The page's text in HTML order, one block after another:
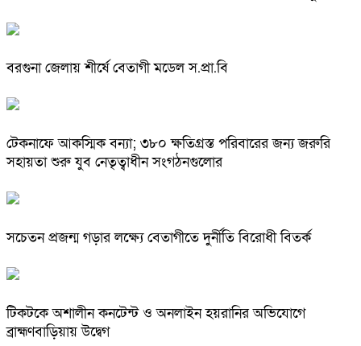
বরগুনা জেলায় শীর্ষে বেতাগী মডেল স.প্রা.বি
টেকনাফে আকস্মিক বন্যা; ৩৮০ ক্ষতিগ্রস্ত পরিবারের জন্য জরুরি
সহায়তা শুরু যুব নেতৃত্বাধীন সংগঠনগুলোর
সচেতন প্রজন্ম গড়ার লক্ষ্যে বেতাগীতে দুর্নীতি বিরোধী বিতর্ক
টিকটকে অশালীন কনটেন্ট ও অনলাইন হয়রানির অভিযোগে
ব্রাহ্মণবাড়িয়ায় উদ্বেগ